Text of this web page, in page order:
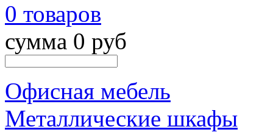
0 товаров
сумма 0 руб
Офисная мебель
Металлические шкафы